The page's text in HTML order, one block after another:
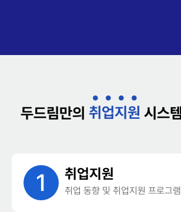
두드림만의 취 업지 원 시스
1 취업지원
취업 동향 및 취업지원 프로그